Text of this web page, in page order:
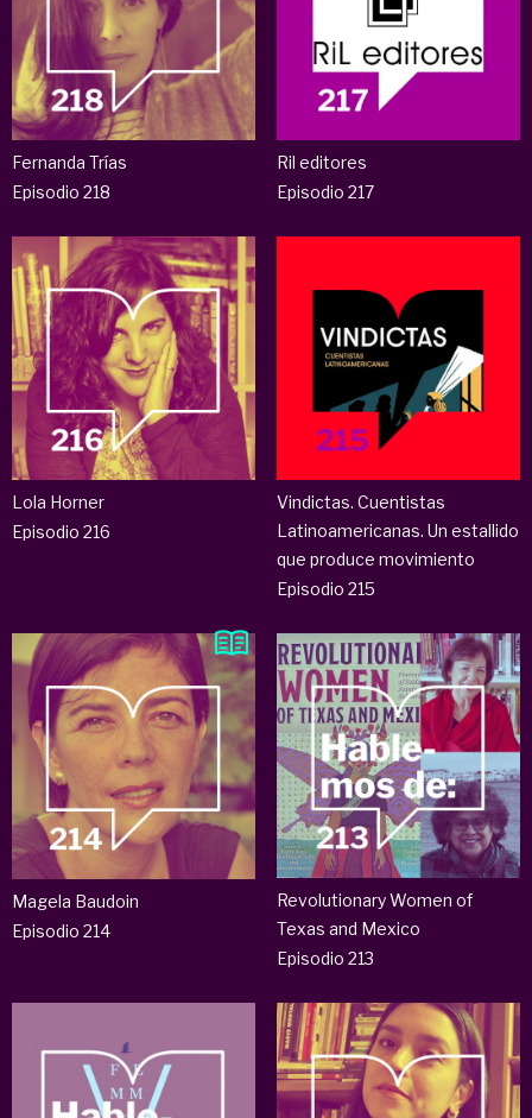
Fernanda Trías
Episodio 218
Ril editores
Episodio 217
Lola Horner
Episodio 216
Vindictas. Cuentistas
Latinoamericanas. Un estallido
que produce movimiento
Episodio 215
Magela Baudoin
Episodio 214
Revolutionary Women of
Texas and Mexico
Episodio 213